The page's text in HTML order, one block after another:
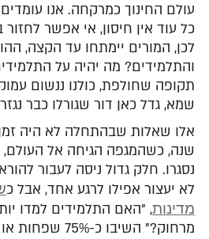
עולם החינוך כמרקחה. אנו
כל עוד אין חיסון, אי אפשר
לכן, המורים יימתחו עד הקצה,
והתלמידים? מה יהיה על
תקופה שחולפת, כולנו ננשום
שמא, גדל כאן דור שגורלו כבר
אלו שאלות שבהתחלה לא היה
שנה, כשהמגפה הגיחה אל
נסגרו. חלק גדול ניסה לעבור
לא יעצור אפילו לרגע אחד, אבל כ
מדינות, "האם התלמידים למדו
מרחוק?" השיבו כ-75% שפחות או שעדיין לא ניתן לדעת.